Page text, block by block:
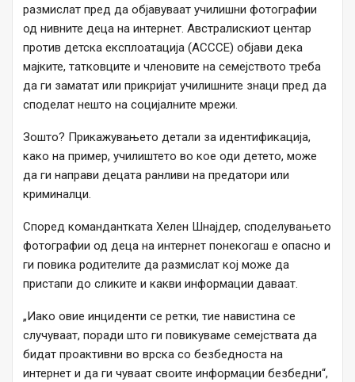
размислат пред да објавуваат училишни фотографии
од нивните деца на интернет. Австралискиот центар
против детска експлоатација (ACCCE) објави дека
мајките, татковците и членовите на семејството треба
да ги заматат или прикријат училишните знаци пред да
споделат нешто на социјалните мрежи.
Зошто? Прикажувањето детали за идентификација,
како на пример, училиштето во кое оди детето, може
да ги направи децата ранливи на предатори или
криминалци.
Според командантката Хелен Шнајдер, споделувањето
фотографии од деца на интернет понекогаш е опасно и
ги повика родителите да размислат кој може да
пристапи до сликите и какви информации даваат.
„Иако овие инциденти се ретки, тие навистина се
случуваат, поради што ги повикуваме семејствата да
бидат проактивни во врска со безбедноста на
интернет и да ги чуваат своите информации безбедни“,